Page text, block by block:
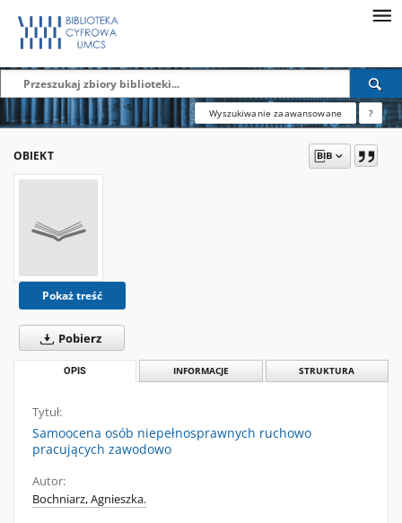
Wyszukiwanie zaawansowane ?
OBIEKT
Pokaż treść
Pobierz
OPIS INFORMACJE STRUKTURA
Tytuł:
Samoocena osób niepełnosprawnych ruchowo
pracujących zawodowo
Autor:
Bochniarz, Agnieszka.